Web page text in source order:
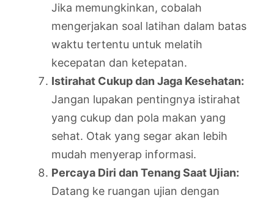
Jika memungkinkan, cobalah
mengerjakan soal latihan dalam batas
waktu tertentu untuk melatih
kecepatan dan ketepatan.
Istirahat Cukup dan Jaga Kesehatan:
Jangan lupakan pentingnya istirahat
yang cukup dan pola makan yang
sehat. Otak yang segar akan lebih
mudah menyerap informasi.
Percaya Diri dan Tenang Saat Ujian:
Datang ke ruangan ujian dengan